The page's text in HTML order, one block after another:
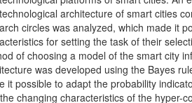
architecture of smart cities
circles was analyzed, which made it
for setting the task of their
of choosing a model of the smart city
was developed using the Bayes
it possible to adapt the probability
changing characteristics of the hyper-